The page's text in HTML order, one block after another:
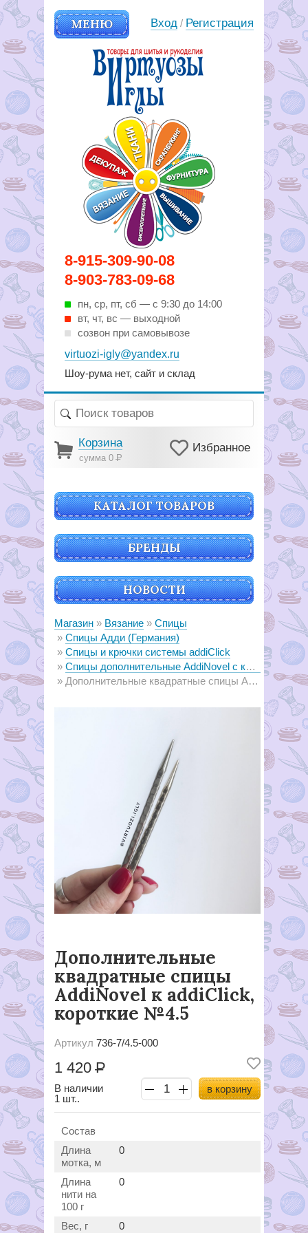
8-915-309-90-08
8-903-783-09-68
пн, ср, пт, cб — с 9:30 до 14:00
вт, чт, вс — выходной
созвон при самовывозе
virtuozi-igly@yandex.ru
Шоу-рума нет, сайт и склад
МЕНЮ
Вирутозы иглы. Товары для
шитья и рукоделья
Вход / Регистрация
Корзина
сумма 0Р
Избранное
КАТАЛОГ ТОВАРОВ
БРЕНДЫ
НОВОСТИ
Магазин Вязание
Спицы
Спицы Адди (Германия)
Cпицы и крючки системы addiClick
Спицы дополнительные AddiNovel с квадратным сечением к системе Addiclick
Дополнительные квадратные спицы AddiNovel к addiClick, короткие №4.5
Дополнительные
квадратные спицы
AddiNovel к addiClick,
короткие №4.5
Артикул 736-7/4.5-000
1 420Р
В наличии
1 шт..
в корзину
Состав
Длина
мотка, м
0
Длина
нити на
100 г
0
Вес, г 0